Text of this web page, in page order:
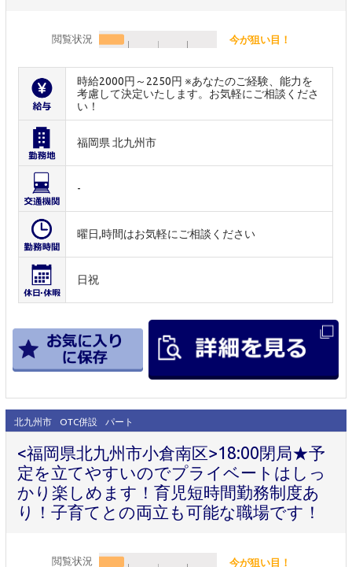
閲覧状況 今が狙い目！
時給2000円～2250円 ※あなたのご経験、能力を
考慮して決定いたします。お気軽にご相談くださ
い！
福岡県 北九州市
-
曜日,時間はお気軽にご相談ください
日祝
北九州市 OTC併設 パート
<福岡県北九州市小倉南区>18:00閉局★予
定を立てやすいのでプライベートはしっ
かり楽しめます！育児短時間勤務制度あ
り！子育てとの両立も可能な職場です！
閲覧状況 今が狙い目！